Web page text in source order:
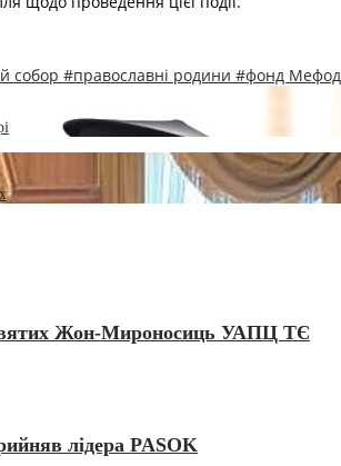
собор #православні родини #фонд
святих Жон-Мироносиць УАПЦ ТЄ
лідера PASOK